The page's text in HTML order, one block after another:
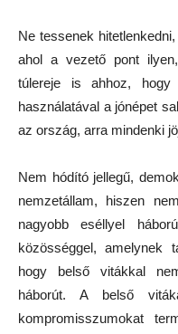
Ne tessenek
ahol a vezető pont
túlereje is ahhoz,
használatával a jónépet
az ország, arra mindenki
Nem hódító jellegű,
nemzetállam, hiszen
nagyobb eséllyel
közösséggel, amelynek
hogy belső vitákkal
háborút. A belső
kompromisszumokat